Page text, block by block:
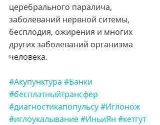
церебрального паралича,
заболеваний нервной ситемы,
бесплодия, ожирения и многих
других заболеваний организма
человека.
#Акупунктура #Банки
#бесплатныйтрансфер
#диагностикапопульсу#Иглонож
#иглоукалывание#ИньиЯн #кетгут